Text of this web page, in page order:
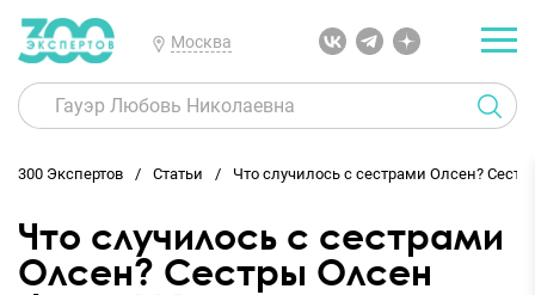
Москва
300 Экспертов Статьи Что случилось с сестрами Олсен?
Что случилось с сестрами
Олсен? Сестры Олсен